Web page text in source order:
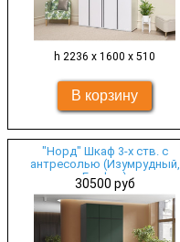
h 2236 х 1600 х 510
"Норд" Шкаф 3-х ств. с
антресолью (Изумрудный,
Графит)
30500 руб